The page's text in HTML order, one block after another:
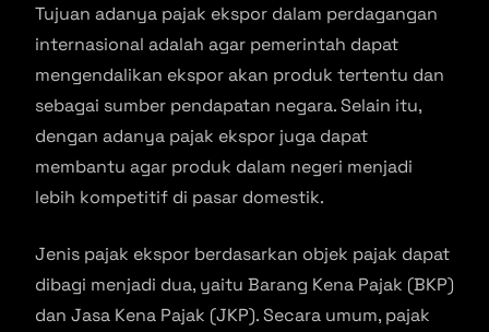
Tujuan adanya pajak ekspor dalam perdagangan
internasional adalah agar pemerintah dapat
mengendalikan ekspor akan produk tertentu dan
sebagai sumber pendapatan negara. Selain itu,
dengan adanya pajak ekspor juga dapat
membantu agar produk dalam negeri menjadi
lebih kompetitif di pasar domestik.
Jenis pajak ekspor berdasarkan objek pajak dapat
dibagi menjadi dua, yaitu Barang Kena Pajak (BKP)
dan Jasa Kena Pajak (JKP). Secara umum, pajak